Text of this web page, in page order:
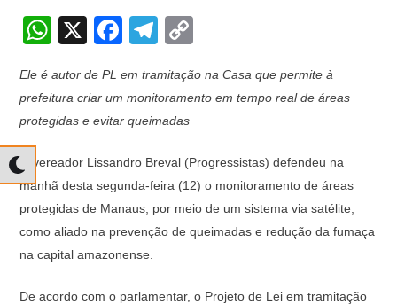
W
at
s
p
p
X
F
c
e
o
o
k
T
e
gr
m
p
n
k
Ele é autor de PL em tramitação na Casa que permite à
prefeitura criar um monitoramento em tempo real de áreas
protegidas e evitar queimadas
O vereador Lissandro Breval (Progressistas) defendeu na
manhã desta segunda-feira (12) o monitoramento de áreas
protegidas de Manaus, por meio de um sistema via satélite,
como aliado na prevenção de queimadas e redução da fumaça
na capital amazonense.
De acordo com o parlamentar, o Projeto de Lei em tramitação